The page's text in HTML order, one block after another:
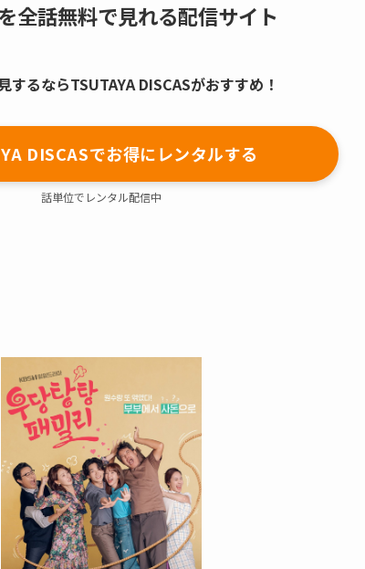
全話無料で見れる配信サイト
するならTSUTAYA DISCASがおすすめ！
DISCASでお得にレンタルする
話単位でレンタル配信中